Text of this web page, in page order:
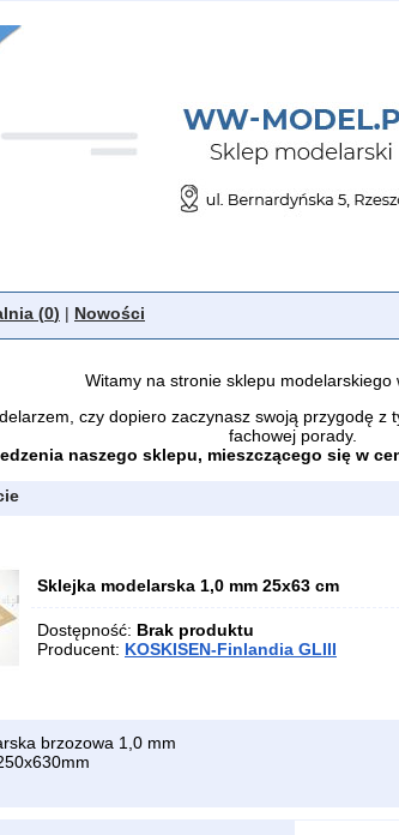
(0) | Nowości
Witamy na stronie sklepu modelarskiego
czy dopiero zaczynasz swoją przygodę
fachowej porady.
naszego sklepu, mieszczącego się w
Sklejka modelarska 1,0 mm 25x63 cm
Dostępność: Brak produktu
Producent: KOSKISEN-Finlandia GLIII
brzozowa 1,0 mm